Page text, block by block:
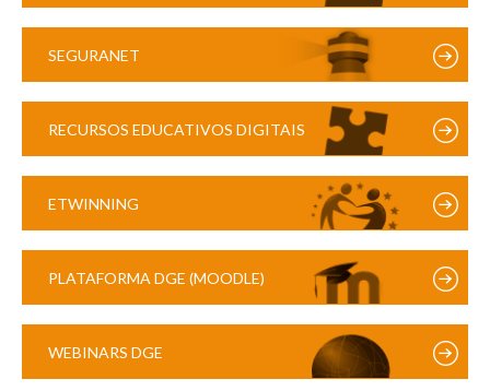
SEGURANET
RECURSOS EDUCATIVOS DIGITAIS
ETWINNING
PLATAFORMA DGE (MOODLE)
WEBINARS DGE